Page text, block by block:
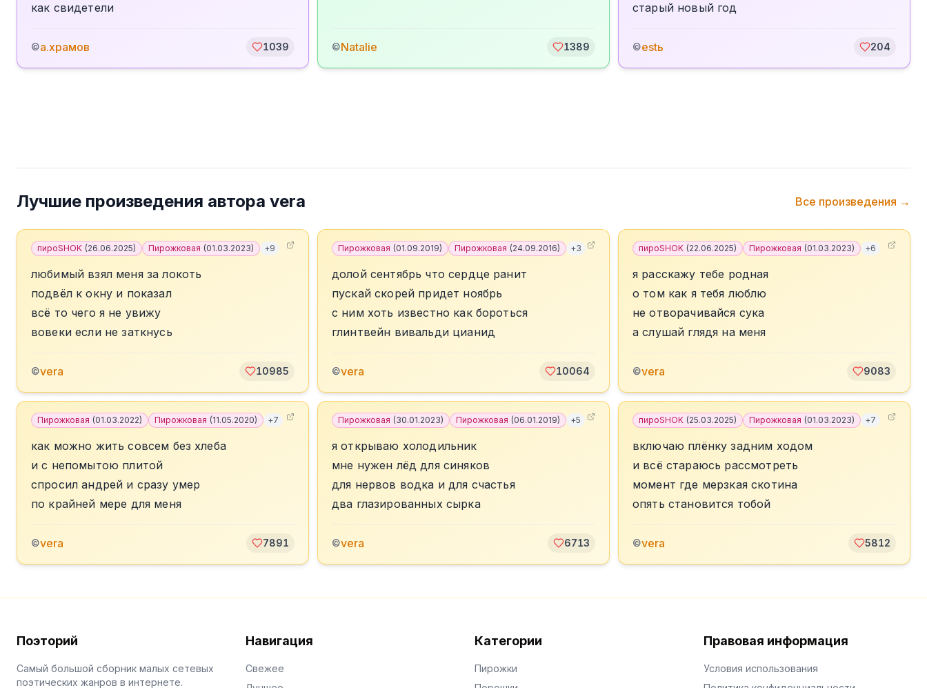
как свидетели
©а.храмов 1039 ©Natalie 1389
старый новый год
©estь 204
Лучшие произведения автора vera Все произведения →
пироSHOK (26.06.2025) Пирожковая (01.03.2023) +9
любимый взял меня за локоть
подвёл к окну и показал
всё то чего я не увижу
вовеки если не заткнусь
©vera 10985
Пирожковая (01.09.2019) Пирожковая (24.09.2016) +3
долой сентябрь что сердце ранит
пускай скорей придет ноябрь
с ним хоть известно как бороться
глинтвейн вивальди цианид
©vera 10064
пироSHOK (22.06.2025) Пирожковая (01.03.2023) +6
я расскажу тебе родная
о том как я тебя люблю
не отворачивайся сука
а слушай глядя на меня
©vera 9083
Пирожковая (01.03.2022) Пирожковая (11.05.2020) +7
как можно жить совсем без хлеба
и с непомытою плитой
спросил андрей и сразу умер
по крайней мере для меня
©vera 7891
Пирожковая (30.01.2023) Пирожковая (06.01.2019) +5
я открываю холодильник
мне нужен лёд для синяков
для нервов водка и для счастья
два глазированных сырка
©vera 6713
пироSHOK (25.03.2025) Пирожковая (01.03.2023) +7
включаю плёнку задним ходом
и всё стараюсь рассмотреть
момент где мерзкая скотина
опять становится тобой
©vera 5812
Поэторий
Самый большой сборник малых сетевых
поэтических жанров в интернете.
Навигация
Свежее
Категории
Пирожки
Правовая информация
Условия использования